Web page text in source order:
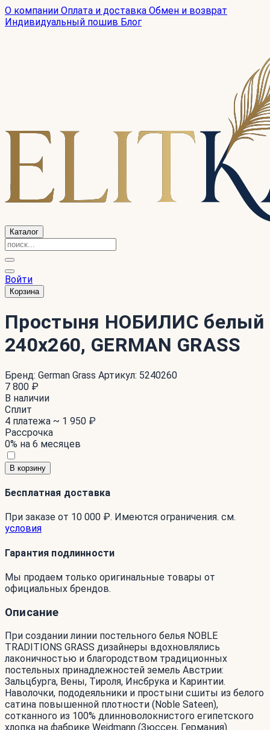
О компании Оплата и доставка Обмен и возврат
Индивидуальный пошив Блог
Каталог
Войти
Корзина
Простыня НОБИЛИС белый
240x260, GERMAN GRASS
Бренд: German Grass Артикул: 5240260
7 800 ₽
В наличии
Сплит
4 платежа ~ 1 950 ₽
Рассрочка
0% на 6 месяцев
В корзину
Бесплатная доставка
При заказе от 10 000 ₽. Имеются ограничения. см.
условия
Гарантия подлинности
Мы продаем только оригинальные товары от
официальных брендов.
Описание
При создании линии постельного белья NOBLE
TRADITIONS GRASS дизайнеры вдохновлялись
лаконичностью и благородством традиционных
постельных принадлежностей земель Австрии:
Зальцбурга, Вены, Тироля, Инсбрука и Каринтии.
Наволочки, пододеяльники и простыни сшиты из белого
сатина повышенной плотности (Noble Sateen),
сотканного из 100% длинноволокнистого египетского
хлопка на фабрике Weidmann (Зюссен, Германия).